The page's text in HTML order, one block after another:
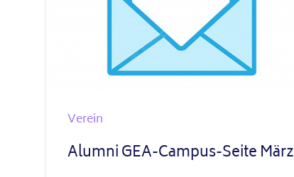
Verein
Alumni GEA-Campus-Seite März